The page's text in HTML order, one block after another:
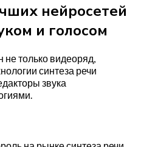
нейросетей
и голосом
только видеоряд,
синтеза речи
звука